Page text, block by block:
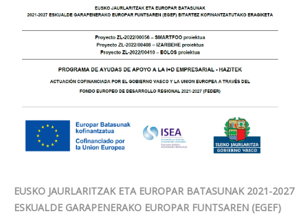
EUSKO JAURLARITZAK ETA EUROPAR BATASUNAK 2021-2027
ESKUALDE GARAPENERAKO EUROPAR FUNTSAREN (EGEF)